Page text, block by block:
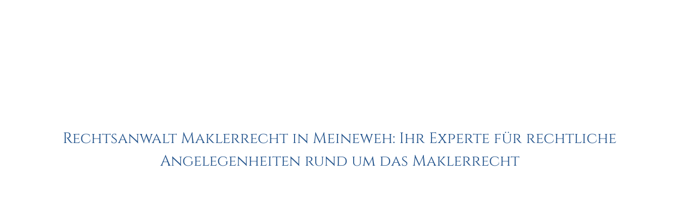
Rechtsanwalt Maklerrecht in Meineweh: Ihr Experte für rechtliche
Angelegenheiten rund um das Maklerrecht